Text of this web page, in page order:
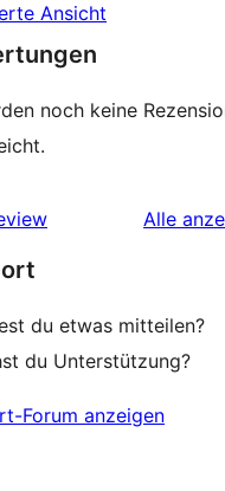
Ansicht
noch keine
Alle
du etwas mitteilen?
du Unterstützung?
Forum anzeigen